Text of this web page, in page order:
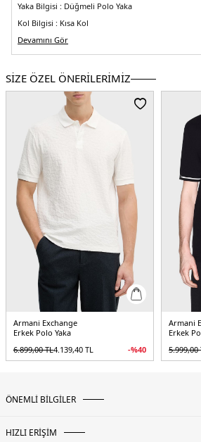
Yaka Bilgisi : Düğmeli Polo Yaka
Kol Bilgisi : Kısa Kol
Kalıp Bilgisi :Slim Fit
Manken Ölçüsü :Boy : 1.86 cm / Beden : M
5DY13RZFADZJHAZ1200.07
Devamını Gör
SİZE ÖZEL ÖNERİLERİMİZ
Armani Exchange
Erkek Polo Yaka
6.899,00TL4.139,40 TL -%40
Armani
Erkek
5.999,00
ÖNEMLİ BİLGİLER
HIZLI ERİŞİM